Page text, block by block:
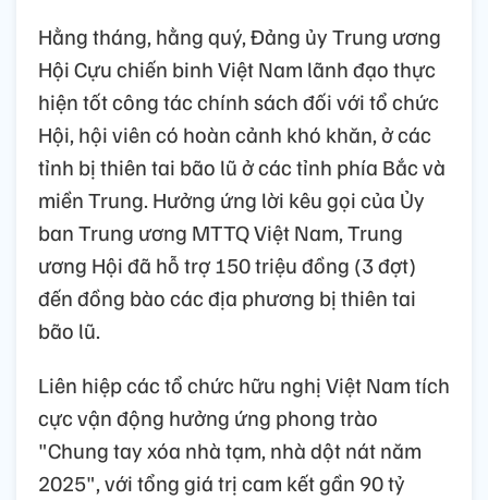
Hằng tháng, hằng quý, Đảng ủy Trung ương
Hội Cựu chiến binh Việt Nam lãnh đạo thực
hiện tốt công tác chính sách đối với tổ chức
Hội, hội viên có hoàn cảnh khó khăn, ở các
tỉnh bị thiên tai bão lũ ở các tỉnh phía Bắc và
miền Trung. Hưởng ứng lời kêu gọi của Ủy
ban Trung ương MTTQ Việt Nam, Trung
ương Hội đã hỗ trợ 150 triệu đồng (3 đợt)
đến đồng bào các địa phương bị thiên tai
bão lũ.
Liên hiệp các tổ chức hữu nghị Việt Nam tích
cực vận động hưởng ứng phong trào
"Chung tay xóa nhà tạm, nhà dột nát năm
2025", với tổng giá trị cam kết gần 90 tỷ